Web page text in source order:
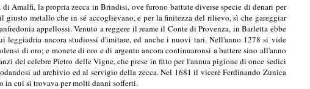
Amalfi, la propria zecca in Brindisi, ove furono battute diverse specie di denari per
metallo che in sé accoglievano, e per la finitezza del rilievo, sì che gareggiar
appellossi. Venuto a reggere il reame il Conte di Provenza, in Barletta ebbe
ancora studiossi d'imitare, ed anche i nuovi tari. Nell'anno 1278 si vide
di oro; e monete di oro e di argento ancora continuaronsi a battere sino all'anno
del celebre Pietro delle Vigne, che prese in fitto per l'annua pigione di once sedici
ad archivio ed al servigio della zecca. Nel 1681 il vicerè Ferdinando Zunica
in cui si trovava per molti danni sofferti.